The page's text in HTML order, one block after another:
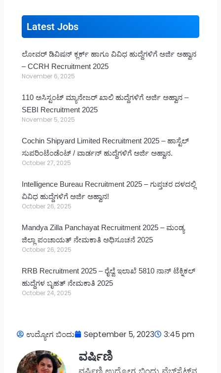
Latest Jobs
ಲೋವರ್ ಡಿವಿಷನ್ ಕ್ಲರ್ಕ್ ಹಾಗೂ ವಿವಿಧ ಹುದ್ದೆಗಳಿಗೆ ಅರ್ಜಿ ಅಹ್ವಾನ
– CCRH Recruitment 2025
November 6, 2025
110 ಅಸಿಸ್ಟಂಟ್ ಮ್ಯಾನೇಜರ್ ಖಾಲಿ ಹುದ್ದೆಗಳಿಗೆ ಅರ್ಜಿ ಅಹ್ವಾನ –
SEBI Recruitment 2025
November 5, 2025
Cochin Shipyard Limited Recruitment 2025 – ಹಾಸ್ಟೆಲ್
ಸುಪರಿಂಟೆಂಡೆಂಟ್ / ವಾರ್ಡನ್ ಹುದ್ದೆಗಳಿಗೆ ಅರ್ಜಿ ಅಹ್ವಾನ.
October 27, 2025
Intelligence Bureau Recruitment 2025 – ಗುಪ್ತಚರ ದಳದಲ್ಲಿ
ವಿವಿಧ ಹುದ್ದೆಗಳಿಗೆ ಅರ್ಜಿ ಅಹ್ವಾನ!
October 26, 2025
Mandya Zilla Panchayat Recruitment 2025 – ಮಂಡ್ಯ
ಜಿಲ್ಲಾ ಪಂಚಾಯತ್ ನೇಮಕಾತಿ ಅಧಿಸೂಚನೆ 2025
October 26, 2025
RRB Recruitment 2025 – ರೈಲ್ವೆ ಇಲಾಖೆ 5810 ನಾನ್ ಟೆಕ್ನಿಕಲ್
ಹುದ್ದೆಗಳ ಬೃಹತ್ ನೇಮಕಾತಿ 2025
October 24, 2025
ಉದ್ಯೋಗ ಬಿಂದು September 5, 2023 3:45 pm
ವರ್ಷಿಣಿ